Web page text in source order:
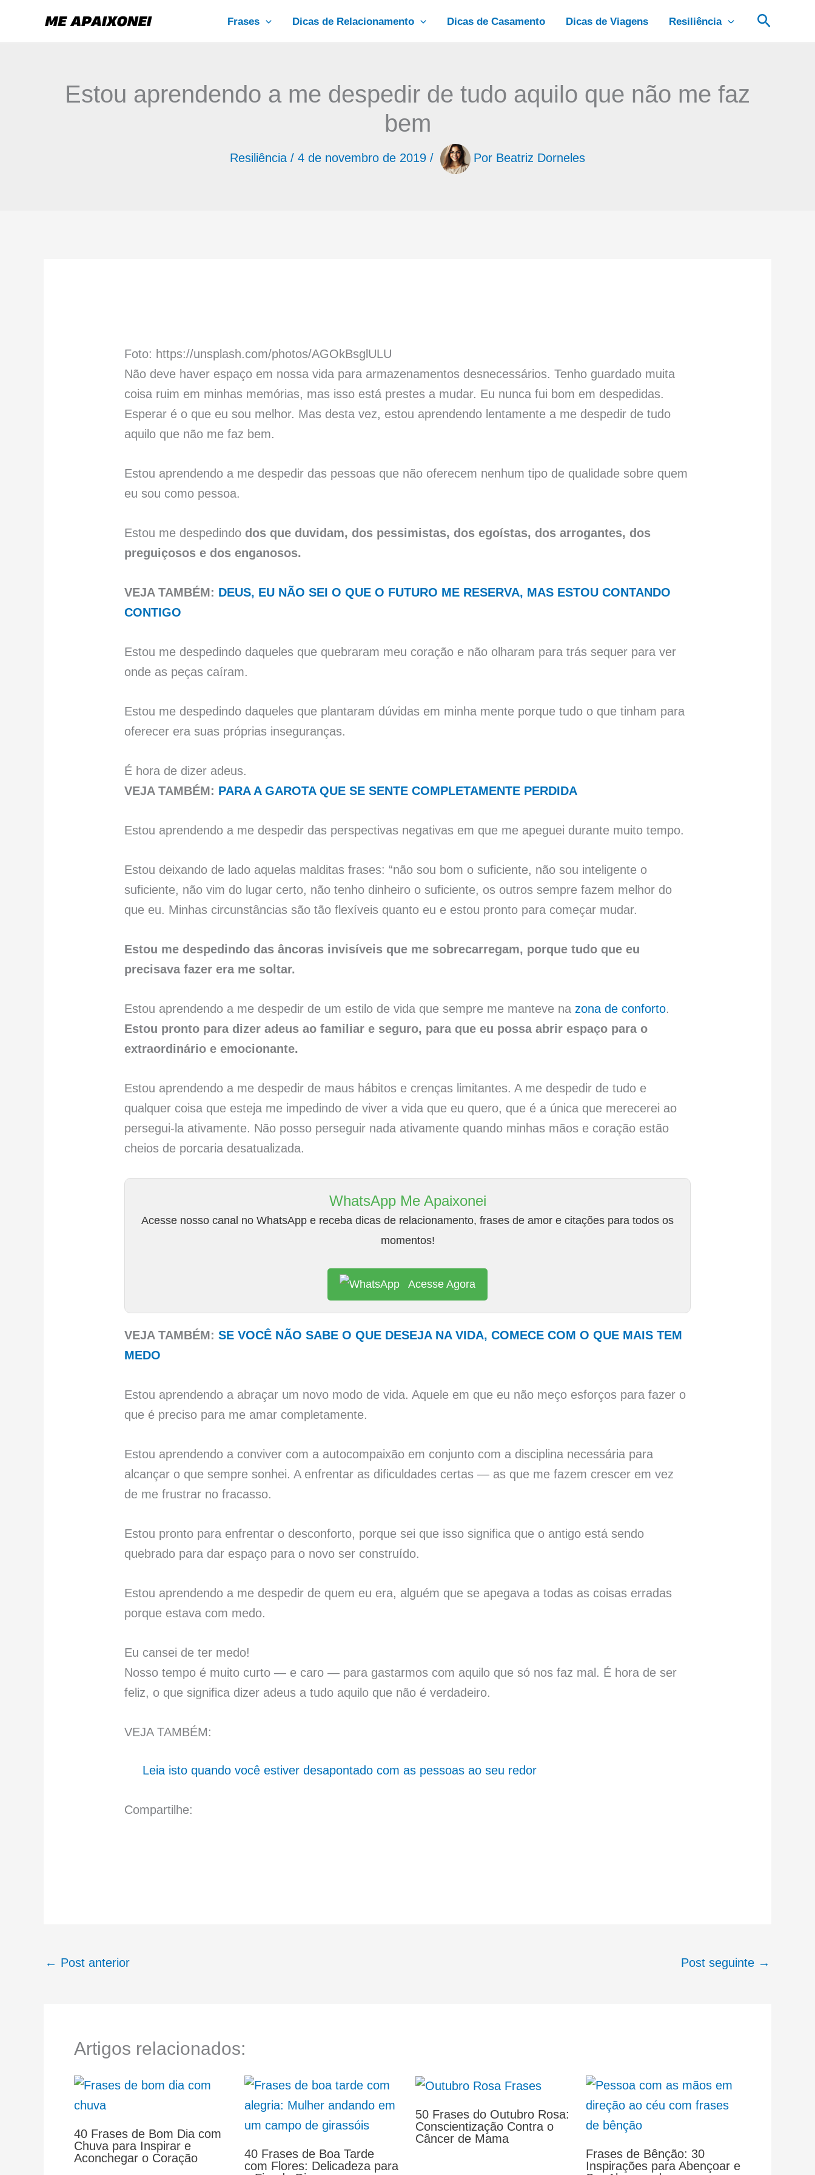
Frases Dicas de Relacionamento Dicas de Casamento Dicas de Viagens Resiliência
Estou aprendendo a me despedir de tudo aquilo que não me faz
bem
Resiliência / 4 de novembro de 2019 / Por Beatriz Dorneles
Foto: https://unsplash.com/photos/AGOkBsglULU
Não deve haver espaço em nossa vida para armazenamentos desnecessários. Tenho guardado muita
coisa ruim em minhas memórias, mas isso está prestes a mudar. Eu nunca fui bom em despedidas.
Esperar é o que eu sou melhor. Mas desta vez, estou aprendendo lentamente a me despedir de tudo
aquilo que não me faz bem.
Estou aprendendo a me despedir das pessoas que não oferecem nenhum tipo de qualidade sobre quem
eu sou como pessoa.
Estou me despedindo dos que duvidam, dos pessimistas, dos egoístas, dos arrogantes, dos
preguiçosos e dos enganosos.
VEJA TAMBÉM: DEUS, EU NÃO SEI O QUE O FUTURO ME RESERVA, MAS ESTOU CONTANDO
CONTIGO
Estou me despedindo daqueles que quebraram meu coração e não olharam para trás sequer para ver
onde as peças caíram.
Estou me despedindo daqueles que plantaram dúvidas em minha mente porque tudo o que tinham para
oferecer era suas próprias inseguranças.
É hora de dizer adeus.
VEJA TAMBÉM: PARA A GAROTA QUE SE SENTE COMPLETAMENTE PERDIDA
Estou aprendendo a me despedir das perspectivas negativas em que me apeguei durante muito tempo.
Estou deixando de lado aquelas malditas frases: “não sou bom o suficiente, não sou inteligente o
suficiente, não vim do lugar certo, não tenho dinheiro o suficiente, os outros sempre fazem melhor do
que eu. Minhas circunstâncias são tão flexíveis quanto eu e estou pronto para começar mudar.
Estou me despedindo das âncoras invisíveis que me sobrecarregam, porque tudo que eu
precisava fazer era me soltar.
Estou aprendendo a me despedir de um estilo de vida que sempre me manteve na zona de conforto.
Estou pronto para dizer adeus ao familiar e seguro, para que eu possa abrir espaço para o
extraordinário e emocionante.
Estou aprendendo a me despedir de maus hábitos e crenças limitantes. A me despedir de tudo e
qualquer coisa que esteja me impedindo de viver a vida que eu quero, que é a única que merecerei ao
persegui-la ativamente. Não posso perseguir nada ativamente quando minhas mãos e coração estão
cheios de porcaria desatualizada.
WhatsApp Me Apaixonei
Acesse nosso canal no WhatsApp e receba dicas de relacionamento, frases de amor e citações para todos os
momentos!
Acesse Agora
VEJA TAMBÉM:SE VOCÊ NÃO SABE O QUE DESEJA NA VIDA, COMECE COM O QUE MAIS TEM
MEDO
Estou aprendendo a abraçar um novo modo de vida. Aquele em que eu não meço esforços para fazer o
que é preciso para me amar completamente.
Estou aprendendo a conviver com a autocompaixão em conjunto com a disciplina necessária para
alcançar o que sempre sonhei. A enfrentar as dificuldades certas — as que me fazem crescer em vez
de me frustrar no fracasso.
Estou pronto para enfrentar o desconforto, porque sei que isso significa que o antigo está sendo
quebrado para dar espaço para o novo ser construído.
Estou aprendendo a me despedir de quem eu era, alguém que se apegava a todas as coisas erradas
porque estava com medo.
Eu cansei de ter medo!
Nosso tempo é muito curto — e caro — para gastarmos com aquilo que só nos faz mal. É hora de ser
feliz, o que significa dizer adeus a tudo aquilo que não é verdadeiro.
VEJA TAMBÉM:
Leia isto quando você estiver desapontado com as pessoas ao seu redor
Compartilhe:
← Post anterior Post seguinte →
Artigos relacionados:
40 Frases de Bom Dia com
Chuva para Inspirar e
Aconchegar o Coração
40 Frases de Boa Tarde
com Flores: Delicadeza para
50 Frases do Outubro Rosa:
Conscientização Contra o
Câncer de Mama
Frases de Bênção: 30
Inspirações para Abençoar e